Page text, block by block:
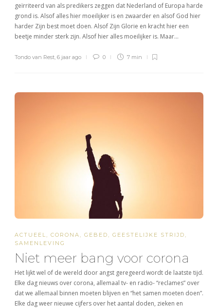
geïrriteerd van als predikers zeggen dat Nederland of Europa harde
grond is. Alsof alles hier moeilijker is en zwaarder en alsof God hier
harder Zijn best moet doen. Alsof Zijn Glorie en kracht hier een
beetje minder sterk zijn. Alsof hier alles moeilijker is. Maar…
Tondo van Rest 6 jaar ago 0 7 min
ACTUEEL CORONA GEBED GEESTELIJKE STRIJD
SAMENLEVING
Niet meer bang voor corona
Het lijkt wel of de wereld door angst geregeerd wordt de laatste tijd.
Elke dag nieuws over corona, allemaal tv- en radio- “reclames” over
dat we allemaal binnen moeten blijven en “het samen moeten doen”.
Elke dag weer nieuwe cijfers over het aantal doden, zieken en